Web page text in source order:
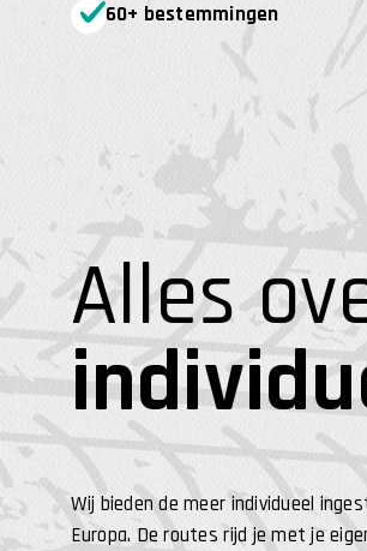
60+ bestemmingen
Alles
Wij bieden de meer individueel
Europa. De routes rijd je met je